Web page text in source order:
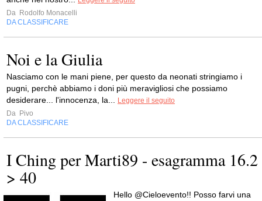
Da Rodolfo Monacelli
DA CLASSIFICARE
Noi e la Giulia
Nasciamo con le mani piene, per questo da neonati stringiamo i
pugni, perchè abbiamo i doni più meravigliosi che possiamo
desiderare... l'innocenza, la...
Leggere il seguito
Da Pivo
DA CLASSIFICARE
I Ching per Marti89 - esagramma 16.2
> 40
Hello @Cieloevento!! Posso farvi una